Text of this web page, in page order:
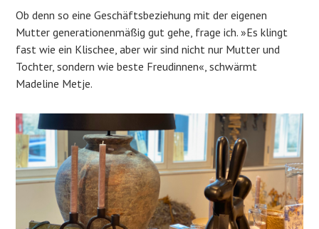
Ob denn so eine Geschäftsbeziehung mit der eigenen
Mutter generationenmäßig gut gehe, frage ich. »Es klingt
fast wie ein Klischee, aber wir sind nicht nur Mutter und
Tochter, sondern wie beste Freudinnen«, schwärmt
Madeline Metje.